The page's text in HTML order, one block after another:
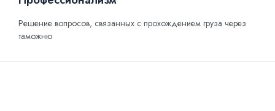
Решение вопросов, связанных с прохождением груза через
таможню